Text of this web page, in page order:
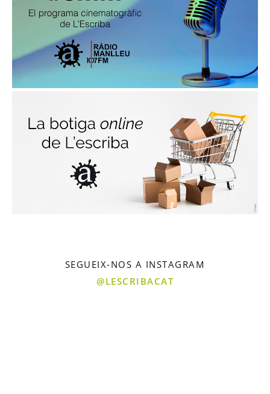
SEGUEIX-NOS A INSTAGRAM
@LESCRIBACAT